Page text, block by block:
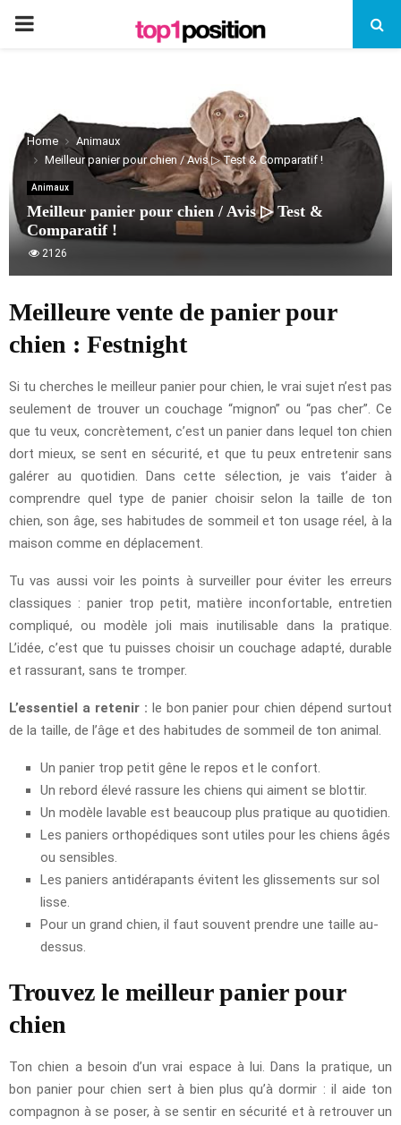
PRIMARY
Home
Animaux
Meilleur panier pour chien / Avis ▷ Test & Comparatif !
Animaux
Meilleur panier pour chien / Avis ▷ Test &
Comparatif !
2126
Meilleure vente de panier pour
chien : Festnight
Si tu cherches le meilleur panier pour chien, le vrai sujet n’est pas
seulement de trouver un couchage “mignon” ou “pas cher”. Ce
que tu veux, concrètement, c’est un panier dans lequel ton chien
dort mieux, se sent en sécurité, et que tu peux entretenir sans
galérer au quotidien. Dans cette sélection, je vais t’aider à
comprendre quel type de panier choisir selon la taille de ton
chien, son âge, ses habitudes de sommeil et ton usage réel, à la
maison comme en déplacement.
Tu vas aussi voir les points à surveiller pour éviter les erreurs
classiques : panier trop petit, matière inconfortable, entretien
compliqué, ou modèle joli mais inutilisable dans la pratique.
L’idée, c’est que tu puisses choisir un couchage adapté, durable
et rassurant, sans te tromper.
L’essentiel a retenir : le bon panier pour chien dépend surtout
de la taille, de l’âge et des habitudes de sommeil de ton animal.
Un panier trop petit gêne le repos et le confort.
Un rebord élevé rassure les chiens qui aiment se blottir.
Un modèle lavable est beaucoup plus pratique au quotidien.
Les paniers orthopédiques sont utiles pour les chiens âgés
ou sensibles.
Les paniers antidérapants évitent les glissements sur sol
lisse.
Pour un grand chien, il faut souvent prendre une taille au-
dessus.
Trouvez le meilleur panier pour
chien
Ton chien a besoin d’un vrai espace à lui. Dans la pratique, un
bon panier pour chien sert à bien plus qu’à dormir : il aide ton
compagnon à se poser, à se sentir en sécurité et à retrouver un